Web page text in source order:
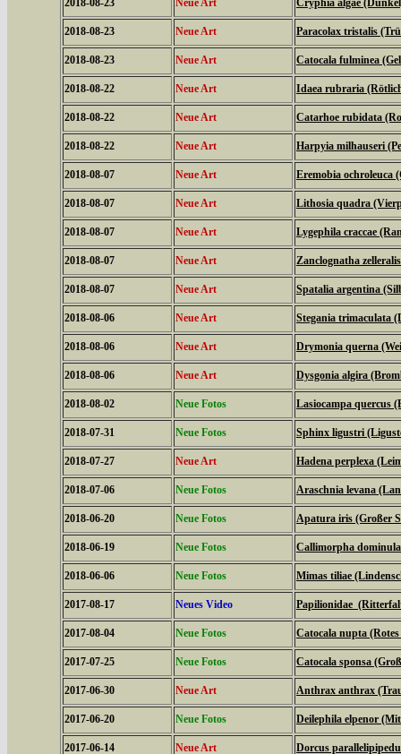
2018-08-23 Neue Art Cryphia algae
2018-08-23 Neue Art Paracolax tristalis
2018-08-23 Neue Art Catocala fulminea
2018-08-22 Neue Art Idaea rubraria
2018-08-22 Neue Art Catarhoe rubidata
2018-08-22 Neue Art Harpyia milhauseri
2018-08-07 Neue Art Eremobia ochroleuca
2018-08-07 Neue Art Lithosia quadra
2018-08-07 Neue Art Lygephila craccae
2018-08-07 Neue Art Zanclognatha
2018-08-07 Neue Art Spatalia argentina
2018-08-06 Neue Art Stegania trimaculata
2018-08-06 Neue Art Drymonia querna
2018-08-06 Neue Art Dysgonia algira
2018-08-02 Neue Fotos Lasiocampa quercus
2018-07-31 Neue Fotos Sphinx ligustri
2018-07-27 Neue Art Hadena perplexa
2018-07-06 Neue Fotos Araschnia levana
2018-06-20 Neue Fotos Apatura iris (Großer
2018-06-19 Neue Fotos Callimorpha
2018-06-06 Neue Fotos Mimas tiliae
2017-08-17 Neues Video Papilionidae
2017-08-04 Neue Fotos Catocala nupta
2017-07-25 Neue Fotos Catocala sponsa
2017-06-30 Neue Art Anthrax anthrax
2017-06-20 Neue Fotos Deilephila elpenor
2017-06-14 Neue Art Dorcus